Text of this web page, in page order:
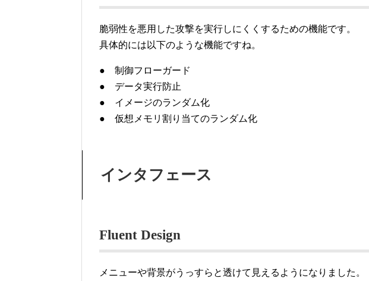
脆弱性を悪用した攻撃を実行しにくくするための機能です。
具体的には以下のような機能ですね。
● 制御フローガード
● データ実行防止
● イメージのランダム化
● 仮想メモリ割り当てのランダム化
インタフェース
Fluent Design
メニューや背景がうっすらと透けて見えるようになりました。